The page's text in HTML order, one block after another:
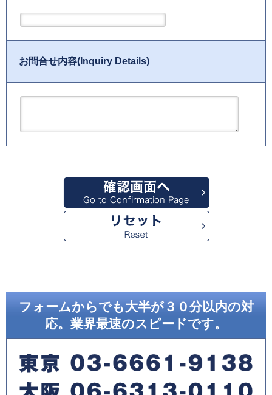
お問合せ内容(Inquiry Details)
フォームからでも大半が３０分以内の対
応。業界最速のスピードです。